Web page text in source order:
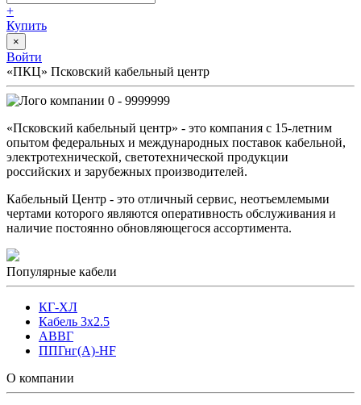
+
Купить
×
Войти
«ПКЦ» Псковский кабельный центр
0 - 9999999
«Псковский кабельный центр» - это компания с 15-летним
опытом федеральных и международных поставок кабельной,
электротехнической, светотехнической продукции
российских и зарубежных производителей.
Кабельный Центр - это отличный сервис, неотъемлемыми
чертами которого являются оперативность обслуживания и
наличие постоянно обновляющегося ассортимента.
Популярные кабели
КГ-ХЛ
Кабель 3x2.5
АВВГ
ППГнг(А)-HF
О компании